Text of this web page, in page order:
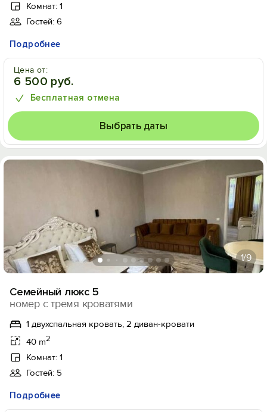
Комнат: 1
Гостей: 6
Подробнее
Цена от:
6 500 руб.
Бесплатная отмена
Выбрать даты
1/9
Семейный люкс 5
номер с тремя кроватями
1 двухспальная кровать, 2 диван-кровати
40 m2
Комнат: 1
Гостей: 5
Подробнее